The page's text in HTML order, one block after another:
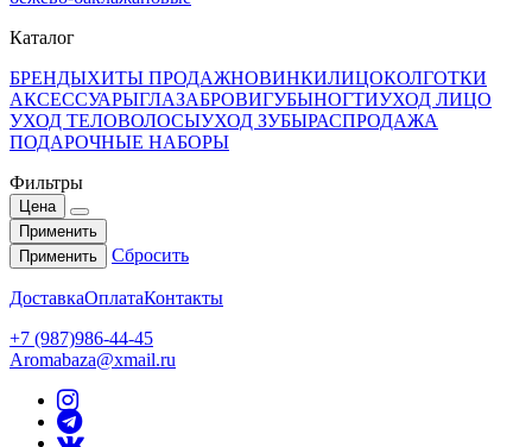
Каталог
БРЕНДЫХИТЫ ПРОДАЖНОВИНКИЛИЦОКОЛГОТКИ
АКСЕССУАРЫГЛАЗАБРОВИГУБЫНОГТИУХОД ЛИЦО
УХОД ТЕЛОВОЛОСЫУХОД ЗУБЫРАСПРОДАЖА
ПОДАРОЧНЫЕ НАБОРЫ
Фильтры
Цена
Применить
Применить
Сбросить
ДоставкаОплатаКонтакты
+7 (987)986-44-45
Aromabaza@xmail.ru